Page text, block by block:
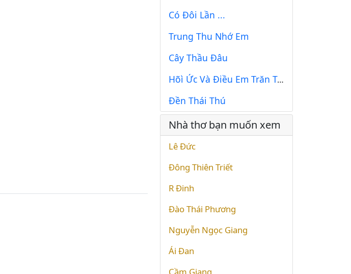
Có Đôi Lần ...
Trung Thu Nhớ Em
Cây Thầu Đâu
Hõì Ức Và Điều Em Trăn Trở
Đền Thái Thú
Nhà thơ bạn muốn xem
Lê Đức
Đông Thiên Triết
R Đinh
Đào Thái Phương
Nguyễn Ngọc Giang
Ái Đan